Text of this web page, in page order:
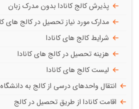
پذیرش کالج کانادا بدون مدرک زبان
مدارک مورد نیاز تحصیل در کالج های
شرایط کالج های کانادا
هزینه تحصیل در کالج های کانادا
لیست کالج های کانادا
انتقال واحدهای درسی از کالج به
اقامت کانادا از طریق تحصیل در کالج